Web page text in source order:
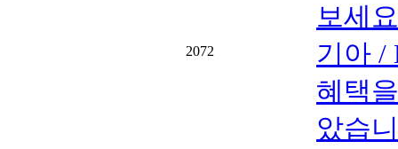
2072
보세
기아 /
혜택
았습